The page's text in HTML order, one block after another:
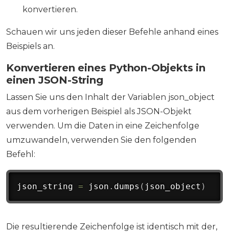
konvertieren.
Schauen wir uns jeden dieser Befehle anhand eines
Beispiels an.
Konvertieren eines Python-Objekts in
einen JSON-String
Lassen Sie uns den Inhalt der Variablen json_object
aus dem vorherigen Beispiel als JSON-Objekt
verwenden. Um die Daten in eine Zeichenfolge
umzuwandeln, verwenden Sie den folgenden
Befehl:
json_string = json . dumps ( json_object )
Die resultierende Zeichenfolge ist identisch mit der,